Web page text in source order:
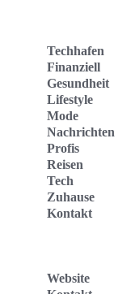
Techhafen
Finanziell
Gesundheit
Lifestyle
Mode
Nachrichten
Profis
Reisen
Tech
Zuhause
Kontakt
Website